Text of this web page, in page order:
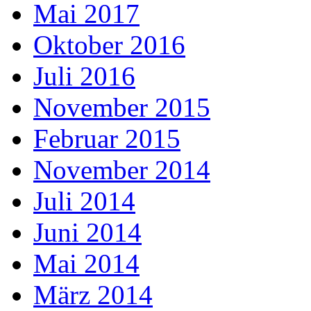
Mai 2017
Oktober 2016
Juli 2016
November 2015
Februar 2015
November 2014
Juli 2014
Juni 2014
Mai 2014
März 2014